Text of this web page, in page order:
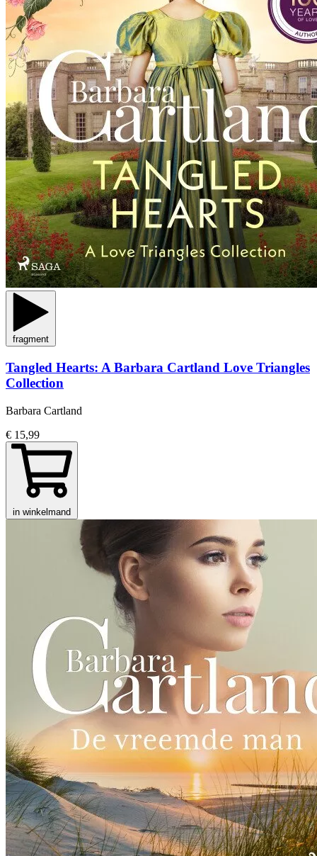
fragment
Tangled Hearts: A Barbara Cartland Love Triangles
Collection
Barbara Cartland
€ 15,99
in winkelmand